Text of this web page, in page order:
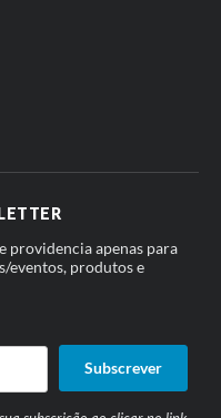
providencia apenas para
eventos, produtos e
Subscrever